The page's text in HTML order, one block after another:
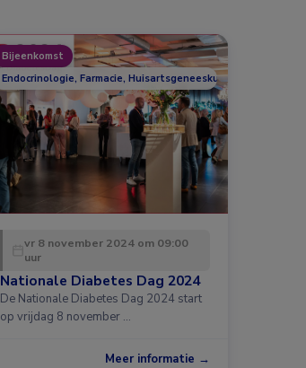
Bijeenkomst
Endocrinologie, Farmacie, Huisartsgeneeskunde, Overig,
vr 8 november 2024 om 09:00
uur
Nationale Diabetes Dag 2024
De Nationale Diabetes Dag 2024 start
op vrijdag 8 november …
Meer informatie →